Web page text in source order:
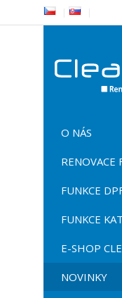
O NÁS
RENOVACE
FUNKCE
FUNKCE
E-SHOP
NOVINKY